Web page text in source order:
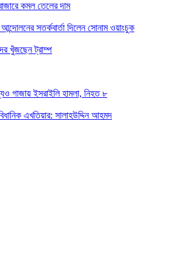
কমল তেলের দাম
সতর্কবার্তা দিলেন সোনাম ওয়াংচুক
খুঁজছেন ট্রাম্প
গাজায় ইসরাইলি হামলা, নিহত ৮
এখতিয়ার: সালাহউদ্দিন আহমদ